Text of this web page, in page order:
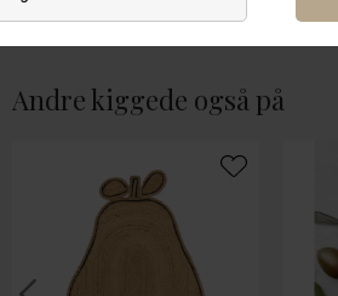
DKK 159,00
Andre kiggede også på